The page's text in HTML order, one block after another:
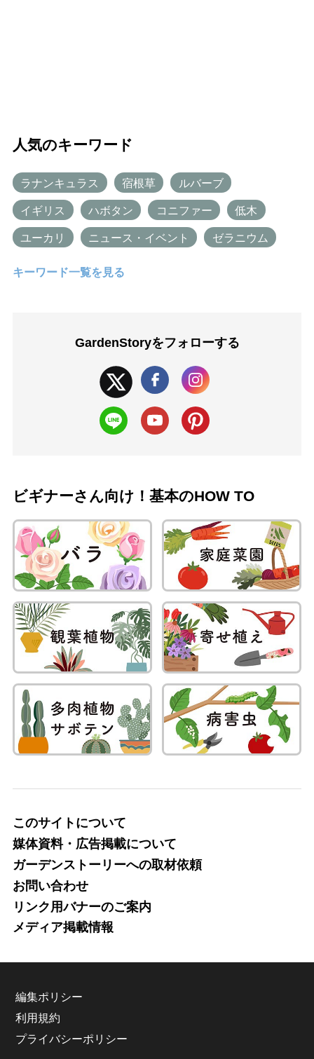
人気のキーワード
ラナンキュラス 宿根草 ルバーブ
イギリス ハボタン コニファー 低木
ユーカリ ニュース・イベント ゼラニウム
キーワード一覧を見る
GardenStoryをフォローする
ビギナーさん向け！基本のHOW TO
このサイトについて
媒体資料・広告掲載について
ガーデンストーリーへの取材依頼
お問い合わせ
リンク用バナーのご案内
メディア掲載情報
編集ポリシー
利用規約
プライバシーポリシー